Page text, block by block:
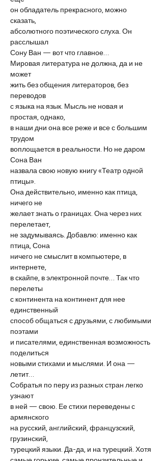
он обладатель прекрасного, можно
сказать,
абсолютного поэтического слуха. Он
расслышал
Сону Ван — вот что главное…
Мировая литература не должна, да и не
может
жить без общения литераторов, без
переводов
с языка на язык. Мысль не новая и
простая, однако,
в наши дни она все реже и все с большим
трудом
воплощается в реальности. Но не даром
Сона Ван
назвала свою новую книгу «Театр одной
птицы».
Она действительно, именно как птица,
ничего не
желает знать о границах. Она через них
перелетает,
не задумываясь. Добавлю: именно как
птица, Сона
ничего не смыслит в компьютере, в
интернете,
в скайпе, в электронной почте… Так что
перелеты
с континента на континент для нее
единственный
способ общаться с друзьями, с любимыми
поэтами
и писателями, единственная возможность
поделиться
новыми стихами и мыслями. И она —
летит…
Собратья по перу из разных стран легко
узнают
в ней — свою. Ее стихи переведены с
армянского
на русский, английский, французский,
грузинский,
турецкий языки. Да-да, и на турецкий. Хотя